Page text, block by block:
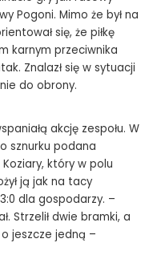
Pogoni. Mimo że był na
się, że piłkę
karnym przeciwnika
Znalazł się w sytuacji
do obrony.
akcję zespołu. W
sznurku podana
który w polu
ją jak na tacy
dla gospodarzy. –
Strzelił dwie bramki, a
jeszcze jedną –